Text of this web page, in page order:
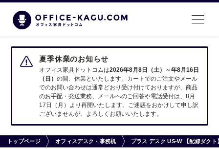
夏季休業のお知らせ
オフィス家具ドットコムは2026年8月8日（土）～年8月16日
（日）の間、休業といたします。カートでのご注文やメール
でのお問い合わせは通常どおり受け付けておりますが、商品
のお手配・発送業務、メールへのご回答や電話受付は、8月
17日（月）より再開いたします。ご迷惑をおかけして申し訳
ございませんが、よろしくお願いいたします。
トップページ オフィスデスク・事務机 プラス デスク US-W 【配線ダク